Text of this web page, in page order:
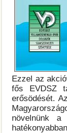
Ezzel az
fős EVDSZ
erősödését.
növelnünk a